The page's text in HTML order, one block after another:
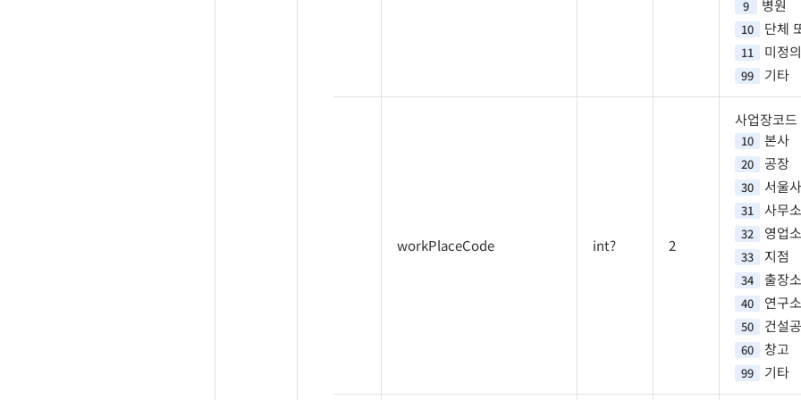
9 병원
10 단체
11 미정의
99 기타
workPlaceCode int? 2
사업장코드
10 본사
20 공장
30 서울
31 사무소
32 영업소
33 지점
34 출장소
40 연구소
50 건설
60 창고
99 기타